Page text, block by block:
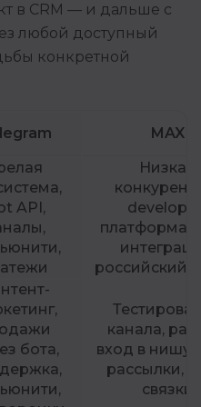
в CRM — и дальше с
любой доступный
конкретной
MAX
API,
Низкая
платформа,
российский
бота,
канала,
вход в нишу,
рассылки,
связки